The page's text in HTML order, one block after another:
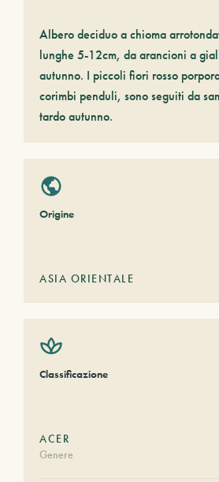
Albero deciduo a chioma
lunghe 5-12cm, da arancioni a
autunno. I piccoli fiori rosso
corimbi penduli, sono seguiti da
tardo autunno.
Origine
ASIA ORIENTALE
Classificazione
ACER
Genere